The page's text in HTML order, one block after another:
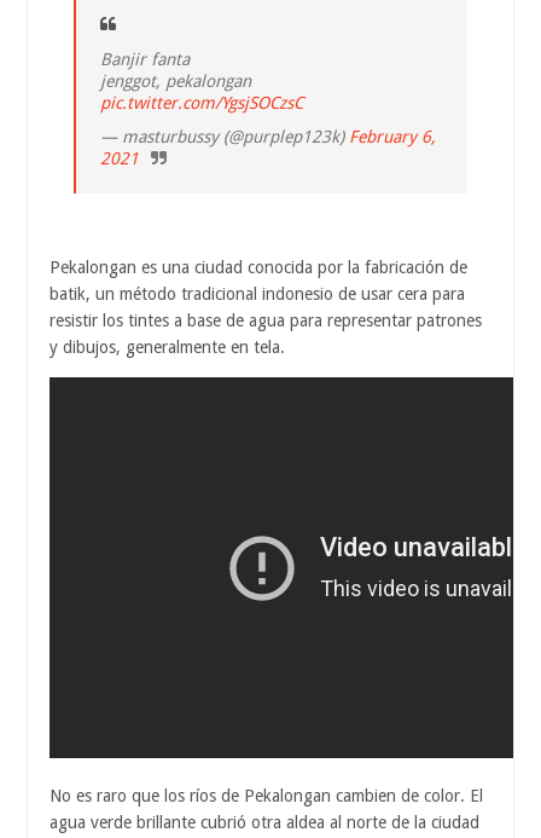
Banjir fanta
jenggot, pekalongan
pic.twitter.com/YgsjSOCzsC
— masturbussy (@purplep123k) February 6,
2021
Pekalongan es una ciudad conocida por la fabricación de
batik, un método tradicional indonesio de usar cera para
resistir los tintes a base de agua para representar patrones
y dibujos, generalmente en tela.
No es raro que los ríos de Pekalongan cambien de color. El
agua verde brillante cubrió otra aldea al norte de la ciudad